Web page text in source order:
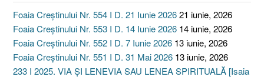
Foaia Creștinului Nr. 554 I D. 21 Iunie 202621 iunie, 2026
Foaia Creștinului Nr. 553 I D. 14 Iunie 2026 14 iunie, 2026
Foaia Creștinului Nr. 552 I D. 7 Iunie 2026 13 iunie, 2026
Foaia Creștinului Nr. 551 I D. 31 Mai 2026 13 iunie, 2026
233 I 2025. VIA ȘI LENEVIA SAU LENEA SPIRITUALĂ [Isaia